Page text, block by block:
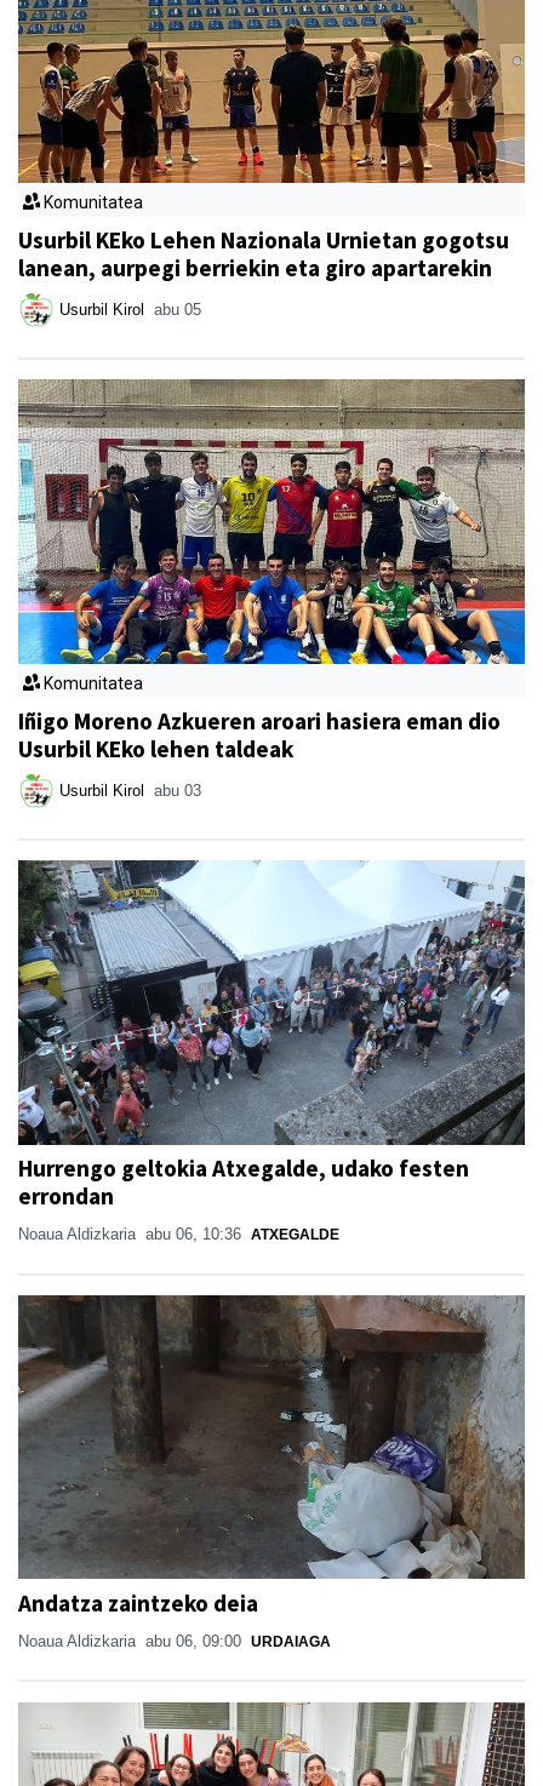
Komunitatea
Usurbil KEko Lehen Nazionala Urnietan gogotsu
lanean, aurpegi berriekin eta giro apartarekin
Usurbil Kirol abu 05
Komunitatea
Iñigo Moreno Azkueren aroari hasiera eman dio
Usurbil KEko lehen taldeak
Usurbil Kirol abu 03
Hurrengo geltokia Atxegalde, udako festen
errondan
Noaua Aldizkaria abu 06, 10:36 ATXEGALDE
Andatza zaintzeko deia
Noaua Aldizkaria abu 06, 09:00 URDAIAGA